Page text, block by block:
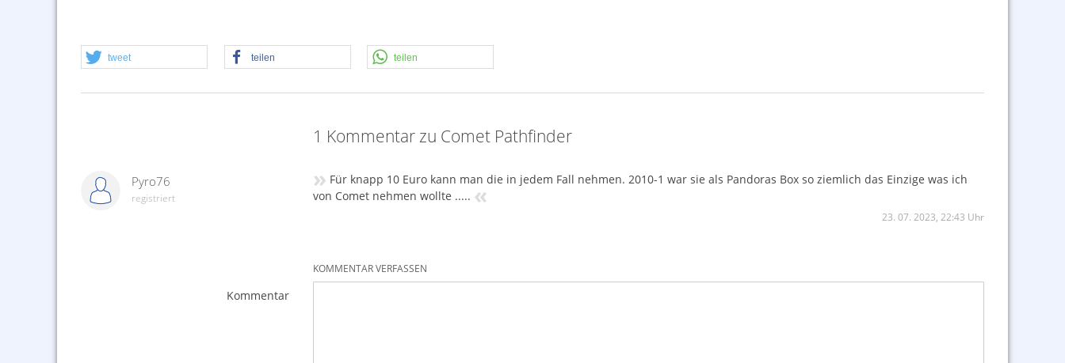
tweet teilen teilen
1 Kommentar zu Comet Pathfinder
Pyro76
registriert
» Für knapp 10 Euro kann man die in jedem Fall nehmen. 2010-1 war sie als Pandoras Box so ziemlich das Einzige was ich
von Comet nehmen wollte ..... «
23. 07. 2023, 22:43 Uhr
KOMMENTAR VERFASSEN
Kommentar